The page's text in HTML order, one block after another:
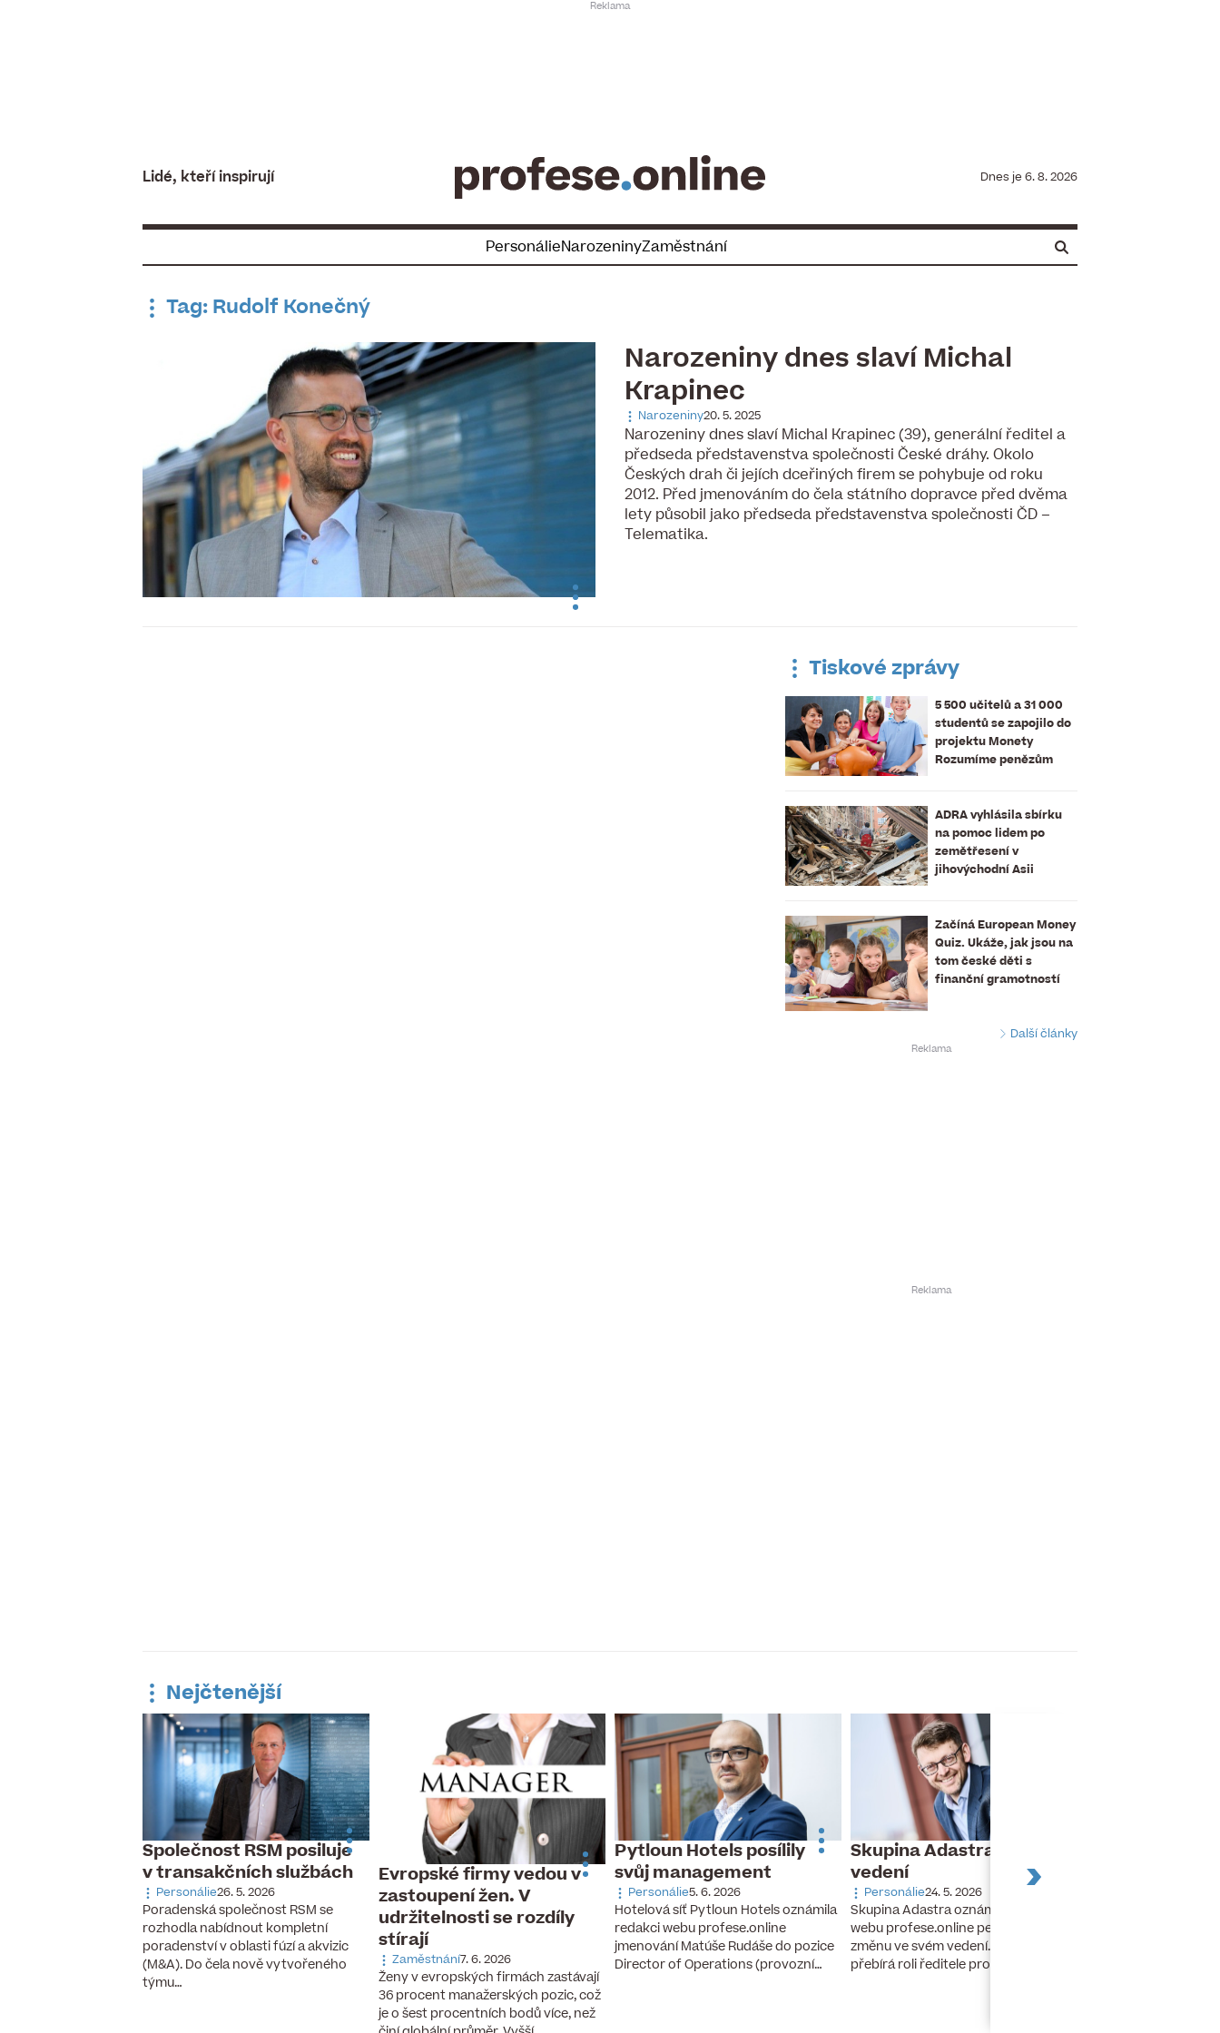
Lidé, kteří inspirují Dnes je 6. 8. 2026
PersonálieNarozeninyZaměstnání
Tag: Rudolf Konečný
Narozeniny dnes slaví ​Michal
Krapinec
Narozeniny20. 5. 2025
Narozeniny dnes slaví ​Michal Krapinec (39), generální ředitel a
předseda představenstva společnosti České dráhy. Okolo
Českých drah či jejích dceřiných firem se pohybuje od roku
2012. Před jmenováním do čela státního dopravce před dvěma
lety působil jako předseda představenstva společnosti ČD –
Telematika.
Tiskové zprávy
5 500 učitelů a 31 000
studentů se zapojilo do
projektu Monety
Rozumíme penězům
ADRA vyhlásila sbírku
na pomoc lidem po
zemětřesení v
jihovýchodní Asii
Začíná European Money
Quiz. Ukáže, jak jsou na
tom české děti s
finanční gramotností
Další články
Nejčtenější
Společnost RSM posiluje
v transakčních službách
Personálie26. 5. 2026
Poradenská společnost RSM se
rozhodla nabídnout kompletní
poradenství v oblasti fúzí a akvizic
(M&A). Do čela nově vytvořeného
týmu…
Evropské firmy vedou v
zastoupení žen. V
udržitelnosti se rozdíly
stírají
Zaměstnání7. 6. 2026
Ženy v evropských firmách zastávají
36 procent manažerských pozic, což
je o šest procentních bodů více, než
Pytloun Hotels posílily
svůj management
Personálie5. 6. 2026
Hotelová síť Pytloun Hotels oznámila
redakci webu profese.online
jmenování Matúše Rudáše do pozice
Director of Operations (provozní…
Skupina Adastra mění své
vedení
Personálie24. 5. 2026
Skupina Adastra oznámila redakci
webu profese.online personální
změnu ve svém vedení. Petr Zelenka
přebírá roli ředitele pro umělou…